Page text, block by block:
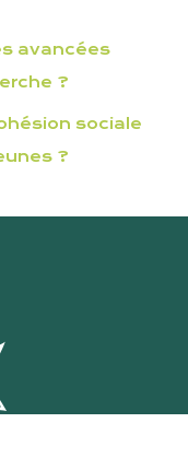
avancées
?
sociale
?